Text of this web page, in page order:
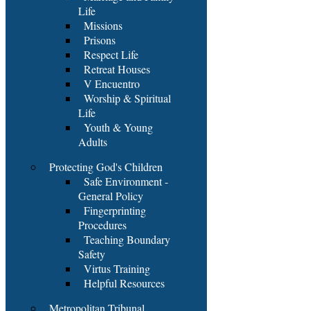
Life
Missions
Prisons
Respect Life
Retreat Houses
V Encuentro
Worship & Spiritual
Life
Youth & Young
Adults
Protecting God's Children
Safe Environment -
General Policy
Fingerprinting
Procedures
Teaching Boundary
Safety
Virtus Training
Helpful Resources
Metropolitan Tribunal